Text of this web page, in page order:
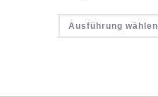
Ausführung wählen